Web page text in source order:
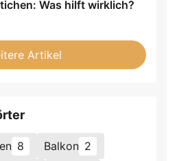
Was hilft wirklich?
Artikel
8 Balkon 2